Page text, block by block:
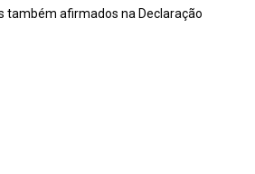
também afirmados na Declaração